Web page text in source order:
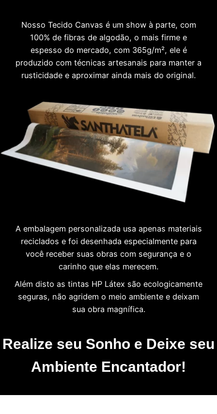
Nosso Tecido Canvas é um show à parte, com
100% de fibras de algodão, o mais firme e
espesso do mercado, com 365g/m², ele é
produzido com técnicas artesanais para manter a
rusticidade e aproximar ainda mais do original.
A embalagem personalizada usa apenas materiais
reciclados e foi desenhada especialmente para
você receber suas obras com segurança e o
carinho que elas merecem.
Além disto as tintas HP Látex são ecologicamente
seguras, não agridem o meio ambiente e deixam
sua obra magnífica.
Realize seu Sonho e Deixe seu
Ambiente Encantador!